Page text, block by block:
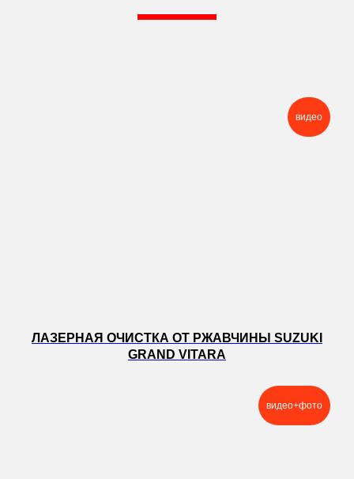
видео
ЛАЗЕРНАЯ ОЧИСТКА ОТ РЖАВЧИНЫ SUZUKI
GRAND VITARA
видео+фото